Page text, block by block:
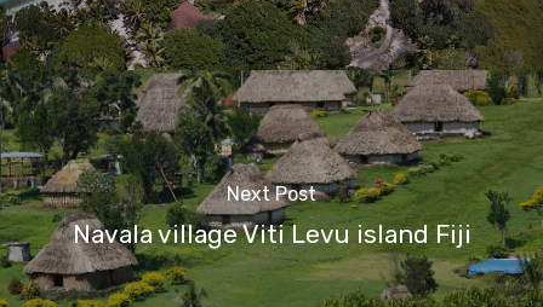
Next Post
Navala village Viti Levu island Fiji